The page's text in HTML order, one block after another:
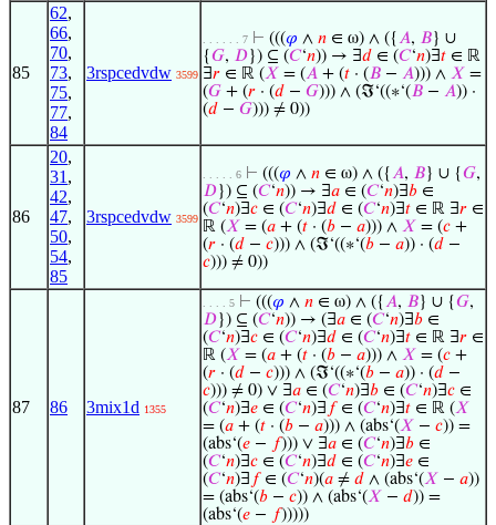
85
62,
66,
70,
73,
75,
77,
84
3rspcedvdw 3599
. . . . . . 7 ⊢ (((𝜑 ∧ 𝑛 ∈ ω) ∧ ({𝐴, 𝐵} ∪
{𝐺, 𝐷}) ⊆ (𝐶‘𝑛)) → ∃𝑑 ∈ (𝐶‘𝑛)∃𝑡 ∈ ℝ
∃𝑟 ∈ ℝ (𝑋 = (𝐴 + (𝑡 · (𝐵 − 𝐴))) ∧ 𝑋 =
(𝐺 + (𝑟 · (𝑑 − 𝐺))) ∧ (ℑ‘((∗‘(𝐵 − 𝐴)) ·
(𝑑 − 𝐺))) ≠ 0))
86
20,
31 ,
42,
47,
50,
54,
85
3rspcedvdw 3599
. . . . . 6 ⊢ (((𝜑 ∧ 𝑛 ∈ ω) ∧ ({𝐴, 𝐵} ∪ {𝐺,
𝐷}) ⊆ (𝐶‘𝑛)) → ∃𝑎 ∈ (𝐶‘𝑛)∃𝑏 ∈
(𝐶‘𝑛)∃𝑐 ∈ (𝐶‘𝑛)∃𝑑 ∈ (𝐶‘𝑛)∃𝑡 ∈ ℝ ∃𝑟 ∈
ℝ (𝑋 = (𝑎 + (𝑡 · (𝑏 − 𝑎))) ∧ 𝑋 = (𝑐 +
(𝑟 · (𝑑 − 𝑐))) ∧ (ℑ‘((∗‘(𝑏 − 𝑎)) · (𝑑 −
𝑐))) ≠ 0))
87 86 3mix1d 1355
. . . . 5 ⊢ (((𝜑 ∧ 𝑛 ∈ ω) ∧ ({𝐴, 𝐵} ∪ {𝐺,
𝐷}) ⊆ (𝐶‘𝑛)) → (∃𝑎 ∈ (𝐶‘𝑛)∃𝑏 ∈
(𝐶‘𝑛)∃𝑐 ∈ (𝐶‘𝑛)∃𝑑 ∈ (𝐶‘𝑛)∃𝑡 ∈ ℝ ∃𝑟 ∈
ℝ (𝑋 = (𝑎 + (𝑡 · (𝑏 − 𝑎))) ∧ 𝑋 = (𝑐 +
(𝑟 · (𝑑 − 𝑐))) ∧ (ℑ‘((∗‘(𝑏 − 𝑎)) · (𝑑 −
𝑐))) ≠ 0) ∨ ∃𝑎 ∈ (𝐶‘𝑛)∃𝑏 ∈ (𝐶‘𝑛)∃𝑐 ∈
(𝐶‘𝑛)∃𝑒 ∈ (𝐶‘𝑛)∃ 𝑓∈ (𝐶‘𝑛)∃𝑡 ∈ ℝ (𝑋
= (𝑎 + (𝑡 · (𝑏 − 𝑎))) ∧ (abs‘(𝑋 − 𝑐)) =
(abs‘(𝑒 − 𝑓))) ∨ ∃𝑎 ∈ (𝐶‘𝑛)∃𝑏 ∈
(𝐶‘𝑛)∃𝑐 ∈ (𝐶‘𝑛)∃𝑑 ∈ (𝐶‘𝑛)∃𝑒 ∈
(𝐶‘𝑛)∃ 𝑓∈ (𝐶‘𝑛)(𝑎 ≠ 𝑑 ∧ (abs‘(𝑋 − 𝑎))
= (abs‘(𝑏 − 𝑐)) ∧ (abs‘(𝑋 − 𝑑)) =
(abs‘(𝑒 − 𝑓)))))